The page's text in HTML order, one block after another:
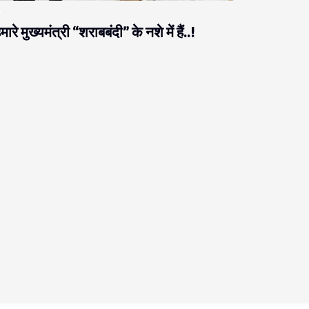
मुख्यमंत्री “शराबबंदी” के नशे में हैं..!